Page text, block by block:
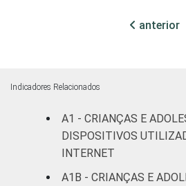
I
Médio
mais
DA CRIANÇA
anos
anterior
Indicadores Relacionados
A1 - CRIANÇAS E
DISPOSITIVOS
INTERNET
A1B - CRIANÇAS E